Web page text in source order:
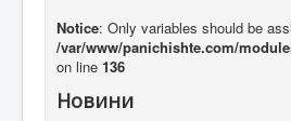
Notice: Only variables should be
/var/www/panichishte.com/
on line 136
Новини